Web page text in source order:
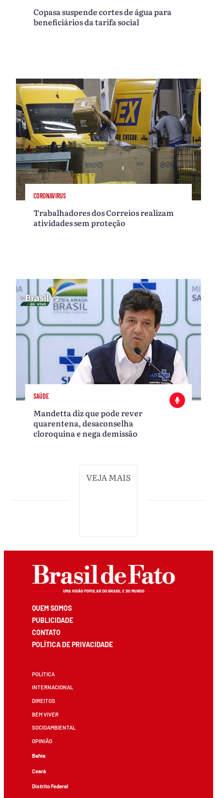
Copasa suspende cortes de água para
beneficiários da tarifa social
CORONAVIRUS
Trabalhadores dos Correios realizam
atividades sem proteção
SAÚDE
Mandetta diz que pode rever
quarentena, desaconselha
cloroquina e nega demissão
VEJA MAIS
QUEM SOMOS
PUBLICIDADE
CONTATO
POLÍTICA DE PRIVACIDADE
POLÍTICA
INTERNACIONAL
DIREITOS
BEM VIVER
SOCIOAMBIENTAL
OPINIÃO
Bahia
Ceará
Distrito Federal